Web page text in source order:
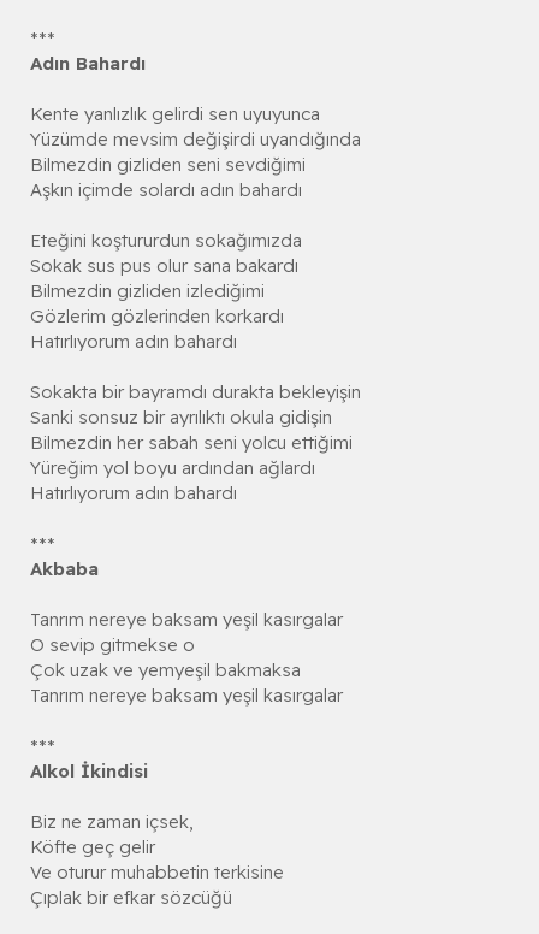
***
Adın Bahardı
Kente yanlızlık gelirdi sen uyuyunca
Yüzümde mevsim değişirdi uyandığında
Bilmezdin gizliden seni sevdiğimi
Aşkın içimde solardı adın bahardı
Eteğini koştururdun sokağımızda
Sokak sus pus olur sana bakardı
Bilmezdin gizliden izlediğimi
Gözlerim gözlerinden korkardı
Hatırlıyorum adın bahardı
Sokakta bir bayramdı durakta bekleyişin
Sanki sonsuz bir ayrılıktı okula gidişin
Bilmezdin her sabah seni yolcu ettiğimi
Yüreğim yol boyu ardından ağlardı
Hatırlıyorum adın bahardı
***
Akbaba
Tanrım nereye baksam yeşil kasırgalar
O sevip gitmekse o
Çok uzak ve yemyeşil bakmaksa
Tanrım nereye baksam yeşil kasırgalar
***
Alkol İkindisi
Biz ne zaman içsek,
Köfte geç gelir
Ve oturur muhabbetin terkisine
Çıplak bir efkar sözcüğü